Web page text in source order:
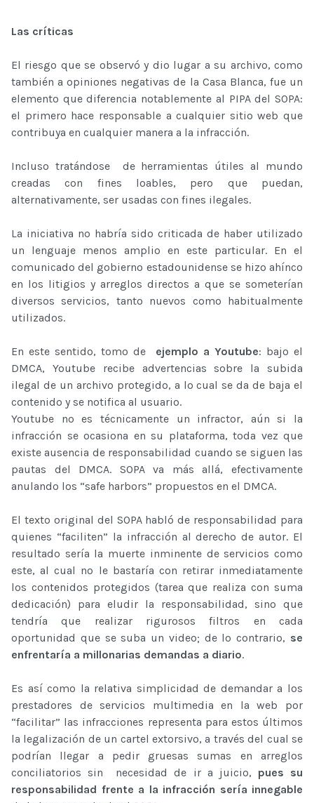
Las críticas
El riesgo que se observó y dio lugar a su archivo, como
también a opiniones negativas de la Casa Blanca, fue un
elemento que diferencia notablemente al PIPA del SOPA:
el primero hace responsable a cualquier sitio web que
contribuya en cualquier manera a la infracción.
Incluso tratándose de herramientas útiles al mundo
creadas con fines loables, pero que puedan,
alternativamente, ser usadas con fines ilegales.
La iniciativa no habría sido criticada de haber utilizado
un lenguaje menos amplio en este particular. En el
comunicado del gobierno estadounidense se hizo ahínco
en los litigios y arreglos directos a que se someterían
diversos servicios, tanto nuevos como habitualmente
utilizados.
En este sentido, tomo de ejemplo a Youtube: bajo el
DMCA, Youtube recibe advertencias sobre la subida
ilegal de un archivo protegido, a lo cual se da de baja el
contenido y se notifica al usuario.
Youtube no es técnicamente un infractor, aún si la
infracción se ocasiona en su plataforma, toda vez que
existe ausencia de responsabilidad cuando se siguen las
pautas del DMCA. SOPA va más allá, efectivamente
anulando los “safe harbors” propuestos en el DMCA.
El texto original del SOPA habló de responsabilidad para
quienes “faciliten” la infracción al derecho de autor. El
resultado sería la muerte inminente de servicios como
este, al cual no le bastaría con retirar inmediatamente
los contenidos protegidos (tarea que realiza con suma
dedicación) para eludir la responsabilidad, sino que
tendría que realizar rigurosos filtros en cada
oportunidad que se suba un video; de lo contrario, se
enfrentaría a millonarias demandas a diario.
Es así como la relativa simplicidad de demandar a los
prestadores de servicios multimedia en la web por
“facilitar” las infracciones representa para estos últimos
la legalización de un cartel extorsivo, a través del cual se
podrían llegar a pedir gruesas sumas en arreglos
conciliatorios sin necesidad de ir a juicio, pues su
responsabilidad frente a la infracción sería innegable